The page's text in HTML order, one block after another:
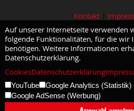
Kontakt|
Auf unserer Internetseite verwenden
folgende Funktionalitäten, für die wir
benötigen. Weitere Informationen
Datenschutzerklärung.
CookiesDatenschutzerklärung
YouTube
Google Analytics (Statistik)
Google AdSense (Werbung)